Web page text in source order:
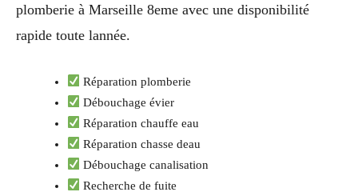
plomberie à Marseille 8eme avec une disponibilité
rapide toute lannée.
Réparation plomberie
Débouchage évier
Réparation chauffe eau
Réparation chasse deau
Débouchage canalisation
Recherche de fuite